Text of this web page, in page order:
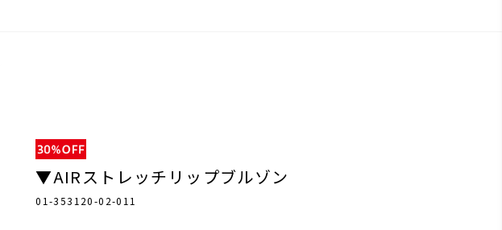
▼AIRストレッチリップブルゾン
01-353120-02-011